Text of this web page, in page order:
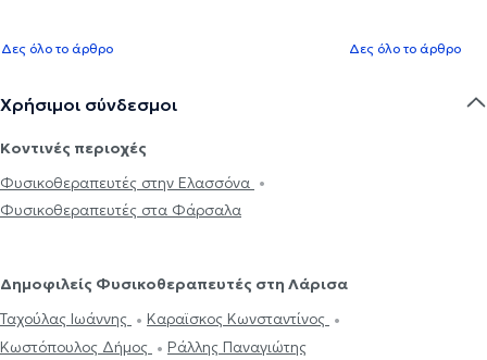
Δες όλο το άρθρο Δες όλο το άρθρο
Χρήσιμοι σύνδεσμοι
Κοντινές περιοχές
Φυσικοθεραπευτές στην Ελασσόνα
Φυσικοθεραπευτές στα Φάρσαλα
Δημοφιλείς Φυσικοθεραπευτές στη Λάρισα
Ταχούλας Ιωάννης
Καραϊσκος Κωνσταντίνος
Κωστόπουλος Δήμος
Ράλλης Παναγιώτης